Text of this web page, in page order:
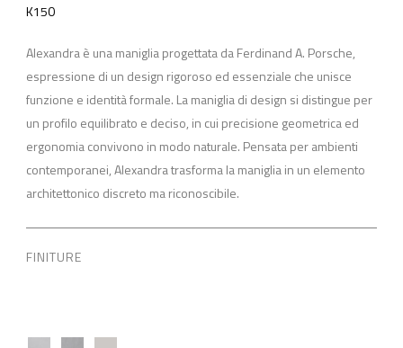
K150
Alexandra è una maniglia progettata da Ferdinand A. Porsche,
espressione di un design rigoroso ed essenziale che unisce
funzione e identità formale. La maniglia di design si distingue per
un profilo equilibrato e deciso, in cui precisione geometrica ed
ergonomia convivono in modo naturale. Pensata per ambienti
contemporanei, Alexandra trasforma la maniglia in un elemento
architettonico discreto ma riconoscibile.
FINITURE